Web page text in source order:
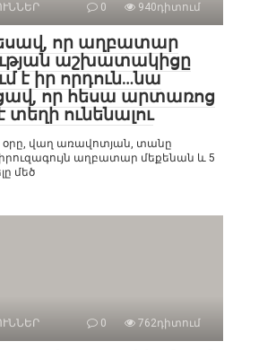
0 940դիտում
որ աղբատար
աշխատակիցը
է իր որդուն…նա
որ հեսա արտառոց
տեղի ունենալու
օրը, վաղ առավոտյան, տանը
աղբատար մեքենան և 5
մեծ
0 762դիտում